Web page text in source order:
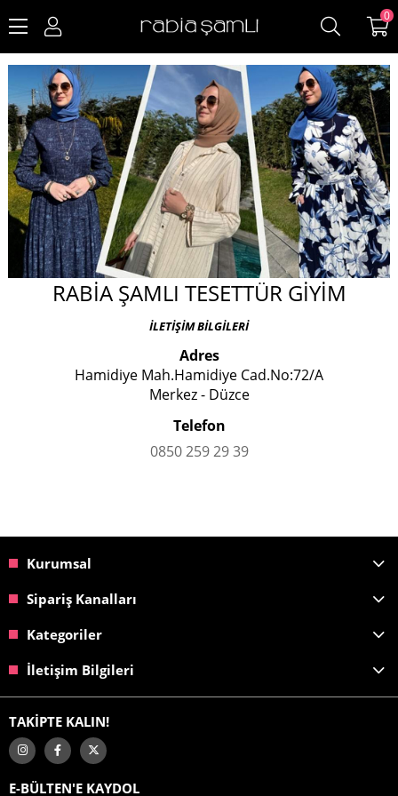
0
RABİA ŞAMLI TESETTÜR GİYİM
İLETİŞİM BİLGİLERİ
Adres
Hamidiye Mah.Hamidiye Cad.No:72/A
Merkez - Düzce
Telefon
0850 259 29 39
Kurumsal
Sipariş Kanalları
Kategoriler
İletişim Bilgileri
TAKİPTE KALIN!
E-BÜLTEN'E KAYDOL